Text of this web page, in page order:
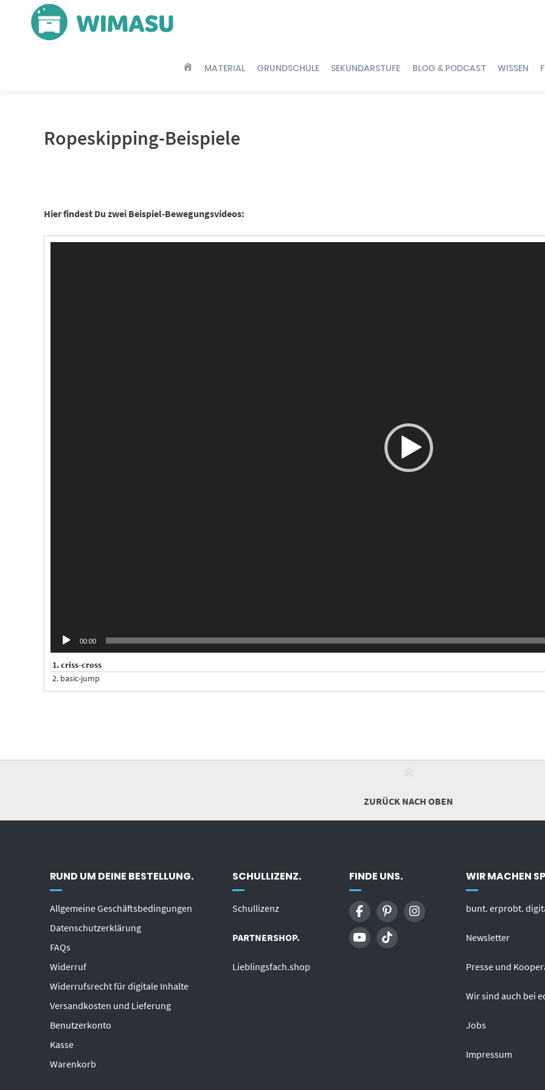
HOMEMATERIAL GRUNDSCHULE SEKUNDARSTUFE BLOG & PODCAST WISSEN
Ropeskipping-Beispiele
Hier findest Du zwei Beispiel-Bewegungsvideos:
00:00
1.criss-cross
2. basic-jump
ZURÜCK NACH OBEN
RUND UM DEINE BESTELLUNG.
Allgemeine Geschäftsbedingungen
Datenschutzerklärung
FAQs
Widerruf
Widerrufsrecht für digitale Inhalte
Versandkosten und Lieferung
Benutzerkonto
Kasse
Warenkorb
SCHULLIZENZ.
Schullizenz
PARTNERSHOP.
Lieblingsfach.shop
FINDE UNS. WIR MACHEN
bunt. erprobt.
Newsletter
Presse und
Wir sind auch bei
Jobs
Impressum